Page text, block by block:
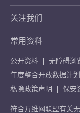
关注我们
常用资料
公开资料
无障碍浏
年度整合开放数据计
私隐政策声明
保安
符合万维网联盟有关